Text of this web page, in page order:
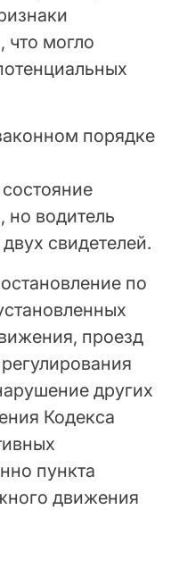
что могло
порядке
но водитель
свидетелей.
по
проезд
других
Кодекса
пункта
движения